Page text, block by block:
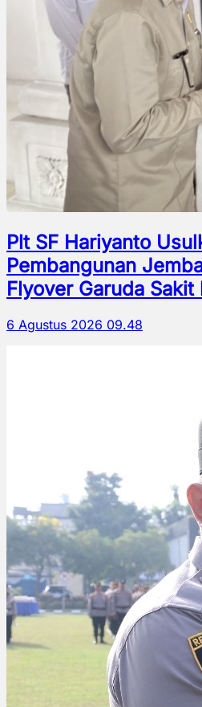
Plt SF Hariyanto
Pembangunan
Flyover Garuda
6 Agustus 2026 09.48